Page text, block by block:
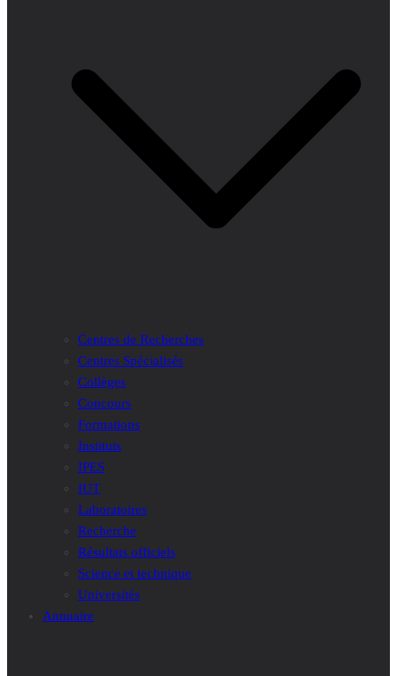
Centres de Recherches
Centres Spécialisés
Collèges
Concours
Formations
Instituts
IPES
IUT
Laboratoires
Recherche
Résultats officiels
Science et technique
Universités
Annuaire